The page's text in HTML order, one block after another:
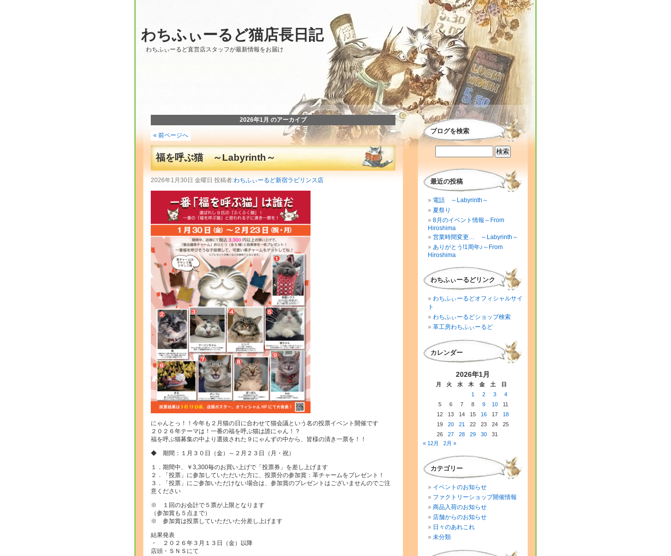
わちふぃーるど猫店長日記
わちふぃーるど直営店スタッフが最新情報をお届け
2026年1月 のアーカイブ
« 前ページへ
福を呼ぶ猫 ～Labyrinth～
2026年1月30日 金曜日 投稿者:わちふぃーるど新宿ラビリンス店
にゃんとっ！！今年も２月猫の日に合わせて猫会議という名の投票イベント開催です
２０２６年テーマは！一番の福を呼ぶ猫は誰にゃん！？
福を呼ぶ猫募集の中より選抜された９にゃんずの中から、皆様の清き一票を！！
◆ 期間：１月３０日（金）～２月２３日（月・祝）
１．期間中、￥3,300毎のお買い上げで「投票券」を差し上げます
２．「投票」に参加していただいた方に、投票分の参加賞：革チャームをプレゼント！
３．「投票」にご参加いただけない場合は、参加賞のプレゼントはございませんのでご注
意ください
※ １回のお会計で５票が上限となります
（参加賞も５点まで）
※ 参加賞は投票していただいた分差し上げます
結果発表
・ ２０２６年３月１３日（金）以降
店頭・ＳＮＳにて
ブログを検索
最近の投稿
電話 ～Labyrinth～
夏祭り
8月のイベント情報～From
Hiroshima
営業時間変更… ～Labyrinth～
ありがとう!1周年♪～From
Hiroshima
わちふぃーるどリンク
わちふぃーるどオフィシャルサイ
ト
わちふぃーるどショップ検索
革工房わちふぃーるど
カレンダー
2026年1月
月 火 水 木 金 土
日
1
2 3
4
5
6 7 8 9 10
11
12
13 14 15 16 17
18
19
20 21 22 23 24
25
26
27 28 29 30
31
« 12月
2月 »
カテゴリー
イベントのお知らせ
ファクトリーショップ開催情報
商品入荷のお知らせ
店舗からのお知らせ
日々のあれこれ
未分類